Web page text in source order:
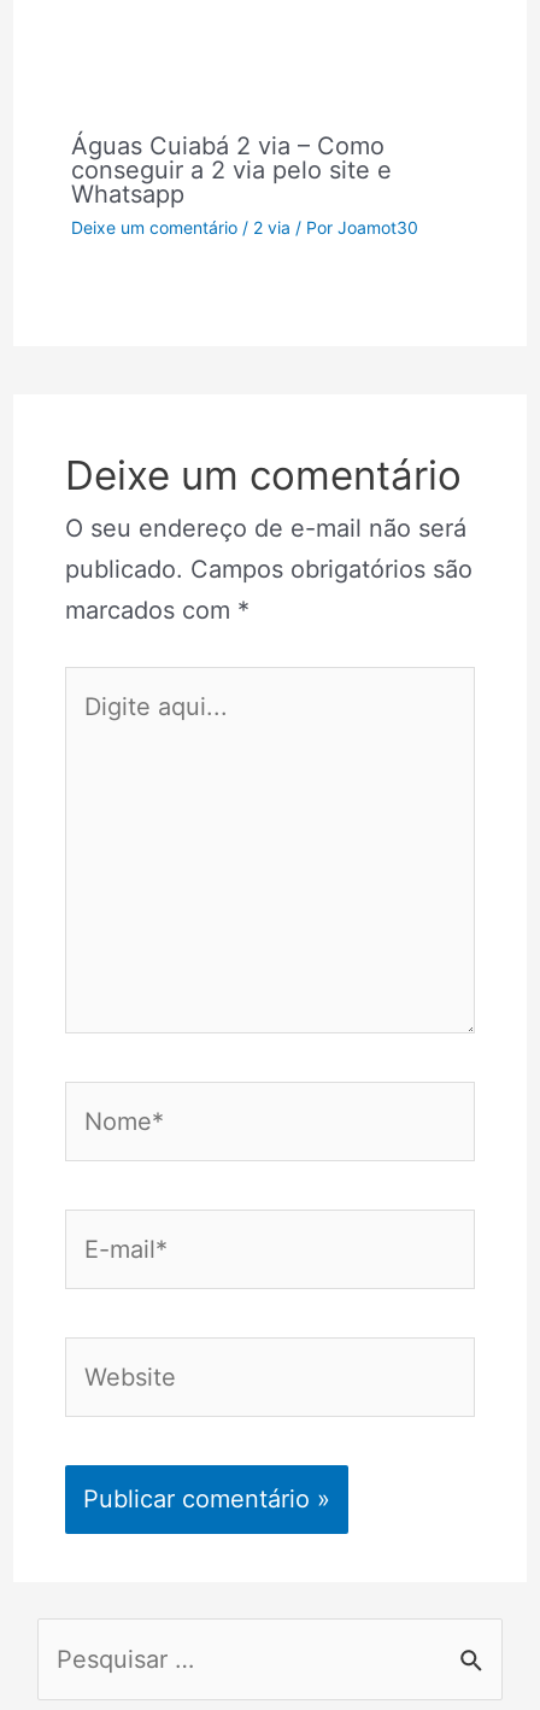
Águas Cuiabá 2 via – Como
conseguir a 2 via pelo site e
Whatsapp
Deixe um comentário / 2 via / Por Joamot30
Deixe um comentário
O seu endereço de e-mail não será
publicado. Campos obrigatórios são
marcados com *
aqui...